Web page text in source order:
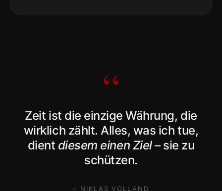
“
Zeit ist die einzige Währung, die
wirklich zählt. Alles, was ich tue,
dient diesem einen Ziel– sie zu
schützen.
– NIKLAS VOLLAND